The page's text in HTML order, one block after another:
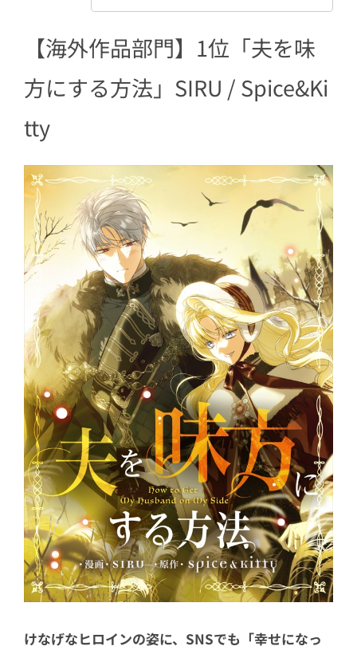
【海外作品部門】1位「夫を味
方にする方法」SIRU / Spice&Ki
tty
けなげなヒロインの姿に、SNSでも「幸せになっ